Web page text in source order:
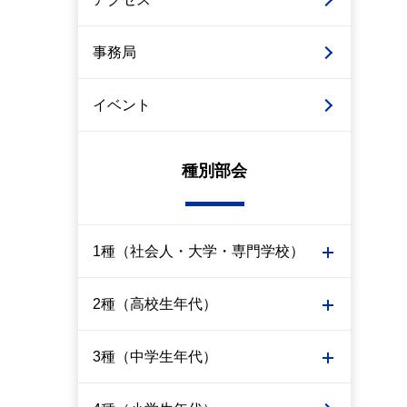
事務局
イベント
種別部会
1種（社会人・大学・専門学校）
2種（高校生年代）
3種（中学生年代）